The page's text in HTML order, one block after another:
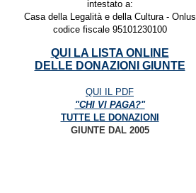
intestato a:
Casa della Legalità e della Cultura - Onlus
codice fiscale 95101230100
QUI LA LISTA ONLINE
DELLE DONAZIONI GIUNTE
QUI IL PDF
"CHI VI PAGA?"
TUTTE LE DONAZIONI
GIUNTE DAL 2005